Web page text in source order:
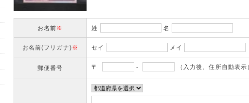
お名前※ 姓 名
お名前(フリガナ)※ セイ メイ
郵便番号 〒 - （入力後、住所自動表示